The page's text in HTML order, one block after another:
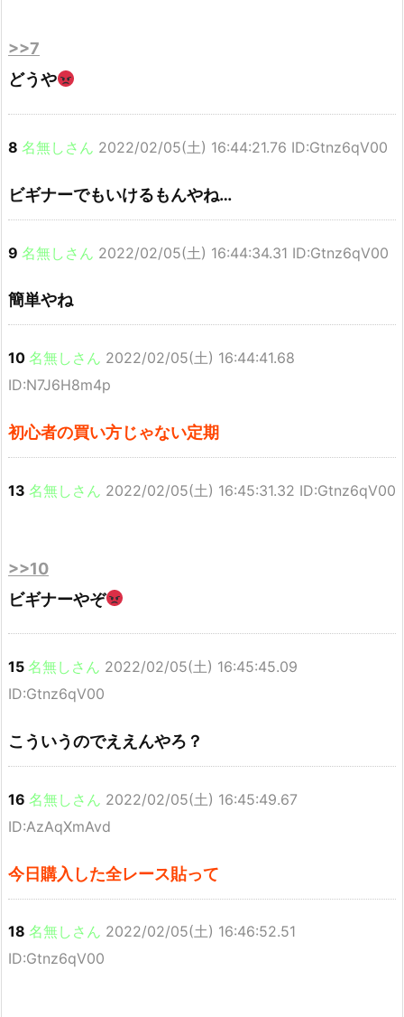
>>7
どうや
8 名無しさん 2022/02/05(土) 16:44:21.76 ID:Gtnz6qV00
ビギナーでもいけるもんやね…
9 名無しさん 2022/02/05(土) 16:44:34.31 ID:Gtnz6qV00
簡単やね
10 名無しさん 2022/02/05(土) 16:44:41.68
ID:N7J6H8m4p
初心者の買い方じゃない定期
13 名無しさん 2022/02/05(土) 16:45:31.32 ID:Gtnz6qV00
>>10
ビギナーやぞ
15 名無しさん 2022/02/05(土) 16:45:45.09
ID:Gtnz6qV00
こういうのでええんやろ？
16 名無しさん 2022/02/05(土) 16:45:49.67
ID:AzAqXmAvd
今日購入した全レース貼って
18 名無しさん 2022/02/05(土) 16:46:52.51
ID:Gtnz6qV00